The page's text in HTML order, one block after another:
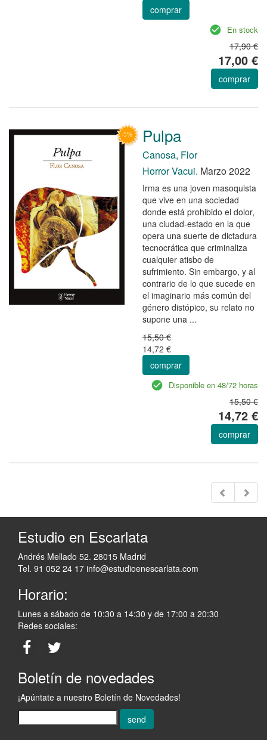
comprar
En stock
17,90 €
17,00 €
comprar
Pulpa
Canosa, Flor
Horror Vacui. Marzo 2022
Irma es una joven masoquista
que vive en una sociedad
donde está prohibido el dolor,
una ciudad-estado en la que
opera una suerte de dictadura
tecnocrática que criminaliza
cualquier atisbo de
sufrimiento. Sin embargo, y al
contrario de lo que sucede en
el imaginario más común del
género distópico, su relato no
supone una ...
15,50 €
14,72 €
comprar
Disponible en 48/72 horas
15,50 €
14,72 €
comprar
Estudio en Escarlata
Andrés Mellado 52. 28015 Madrid
Tel. 91 052 24 17 info@estudioenescarlata.com
Horario:
Lunes a sábado de 10:30 a 14:30 y de 17:00 a 20:30
Redes sociales:
Boletín de novedades
¡Apúntate a nuestro Boletín de Novedades!
send